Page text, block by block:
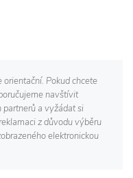
Pokud chcete
navštívit
partnerů a vyžádat si
z důvodu výběru
elektronickou